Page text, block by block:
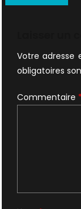
Votre adresse
obligatoires
Commentaire *